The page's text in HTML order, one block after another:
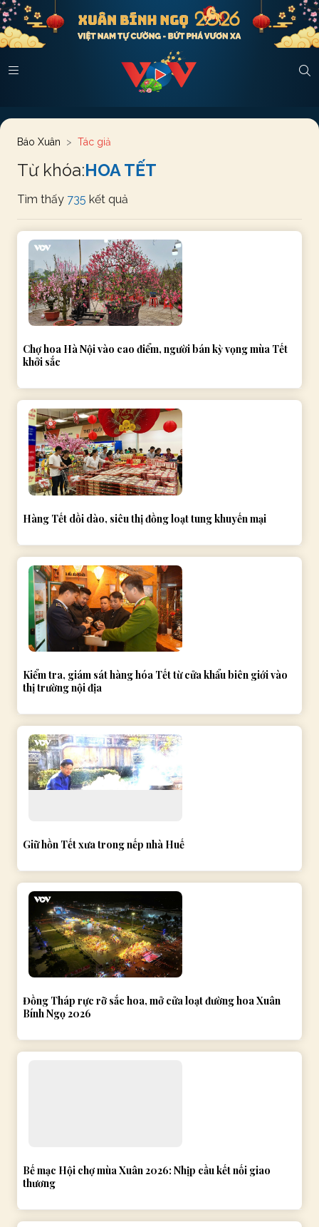
Báo Xuân Tác giả
Từ khóa:HOA TẾT
Tìm thấy 735 kết quả
Chợ hoa Hà Nội vào cao điểm, người bán kỳ vọng mùa Tết
khởi sắc
Hàng Tết dồi dào, siêu thị đồng loạt tung khuyến mại
Kiểm tra, giám sát hàng hóa Tết từ cửa khẩu biên giới vào
thị trường nội địa
Giữ hồn Tết xưa trong nếp nhà Huế
Đồng Tháp rực rỡ sắc hoa, mở cửa loạt đường hoa Xuân
Bính Ngọ 2026
Bế mạc Hội chợ mùa Xuân 2026: Nhịp cầu kết nối giao
thương